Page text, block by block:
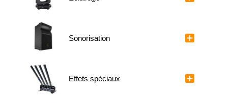
Sonorisation
Effets spéciaux